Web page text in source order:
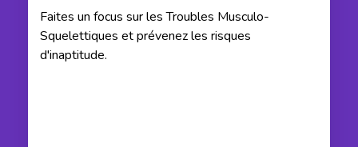
Faites un focus sur les Troubles Musculo-
Squelettiques et prévenez les risques
d'inaptitude.